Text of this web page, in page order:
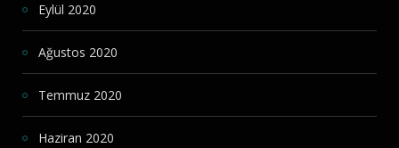
Eylül 2020
Ağustos 2020
Temmuz 2020
Haziran 2020